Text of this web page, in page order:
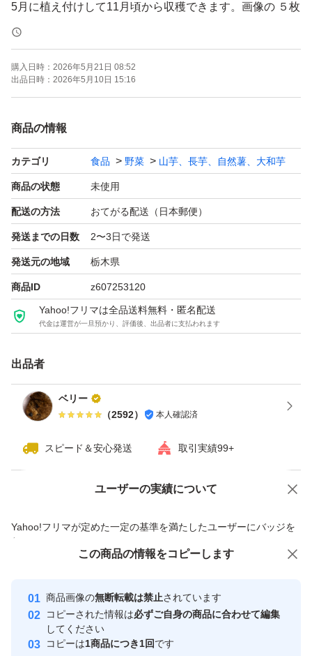
5月に植え付けして11月頃から収穫できます。画像の ５枚
目くらいの大きさになります。６枚目の画像のように粘り
が強いです。
【商品の特徴】
栽培状況： 農薬不使用で育てていますので、安心してお
召し上がりいただけます。
【おすすめの食べ方】
むかごご飯、塩ゆで、素揚げ、バター醤油炒めなど。
ホクホクとした食感と、紫山芋特有の風味をお楽しみくだ
さい。
【発送方法】
**ゆうパケットプラス（専用箱）**にて発送いたします。
す。
※天然のものですので、形や色味にバラつきがある場合が
ございます。
合がございます。
#旬の野菜
#農薬不使用
購入日時： 2026年5月21日 08:52
出品日時： 2026年5月10日 15:16
商品の情報
カテゴリ 食品 野菜 山芋、長芋、自然薯、大和芋
商品の状態 未使用
配送の方法 おてがる配送（日本郵便）
発送までの日数 2〜3日で発送
発送元の地域 栃木県
商品ID z607253120
Yahoo!フリマは全品送料無料・匿名配送
代金は運営が一旦預かり、評価後、出品者に支払われます
出品者
ベリー
（2592） 本人確認済
スピード＆安心発送 取引実績99+
ユーザーの実績について
Yahoo!フリマが定めた一定の基準を満たしたユーザーにバッジを
付与しています
安心取引出品者
心・安全なユーザーです
取引実績
価格の相談 商品への質問
この商品の情報をコピーします
商品画像の無断転載は禁止されています
コピーされた情報は必ずご自身の商品に合わせて編集
してください
コピーは1商品につき1回です
この商品をみている人にオススメ